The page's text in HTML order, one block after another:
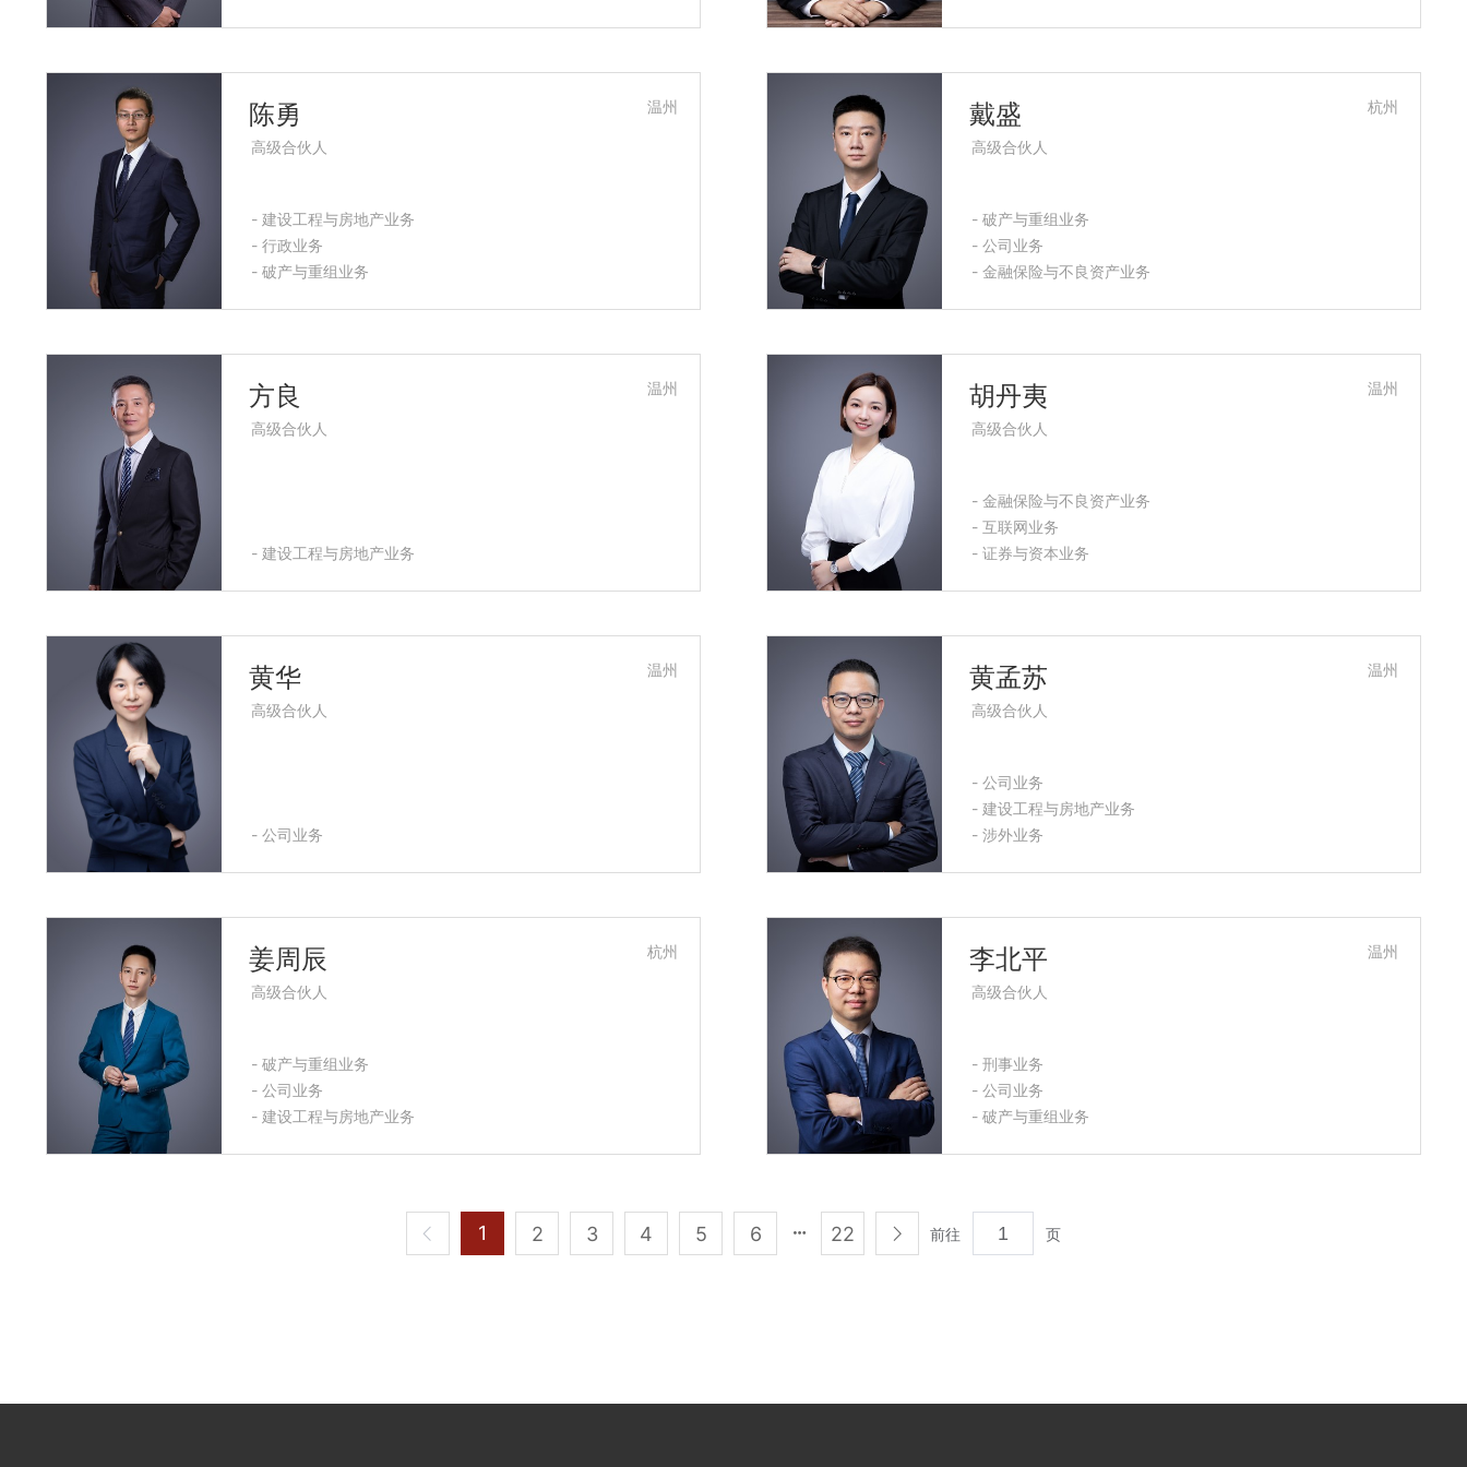
陈勇
高级合伙人
温州
- 建设工程与房地产业务
- 行政业务
- 破产与重组业务
戴盛
高级合伙人
杭州
- 破产与重组业务
- 公司业务
- 金融保险与不良资产业务
方良
高级合伙人
温州
- 建设工程与房地产业务
胡丹夷
高级合伙人
温州
- 金融保险与不良资产业务
- 互联网业务
- 证券与资本业务
黄华
高级合伙人
温州
- 公司业务
黄孟苏
高级合伙人
温州
- 公司业务
- 建设工程与房地产业务
- 涉外业务
姜周辰
高级合伙人
杭州
- 破产与重组业务
- 公司业务
- 建设工程与房地产业务
李北平
高级合伙人
温州
- 刑事业务
- 公司业务
- 破产与重组业务
1 2 3 4 5 6 22 前往 页